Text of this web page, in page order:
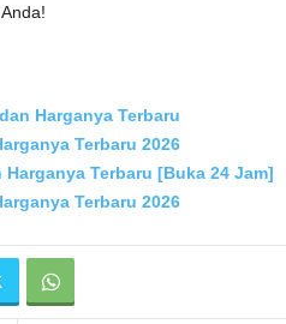
Harganya Terbaru
Terbaru 2026
Terbaru [Buka 24 Jam]
Terbaru 2026